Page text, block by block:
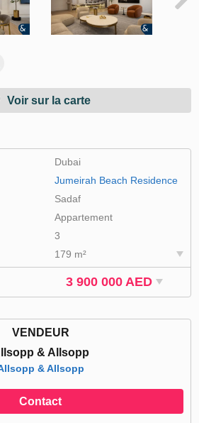
Voir sur la carte
Dubai
Jumeirah Beach Residence
Sadaf
Appartement
3
179 m²
3 900 000 AED
VENDEUR
& Allsopp
& Allsopp
Contact